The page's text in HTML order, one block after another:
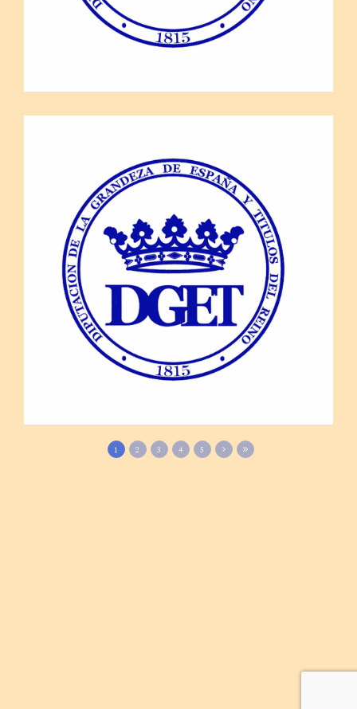
DISCURSO DE LA DUQUESA DE
ARCOS, DECANA DE LA DIPUTACIÓN
DE LA GRANDEZA, EN LA
ASAMBLEA ORDINARIA DEL AÑO
2026
1 2 3 4 5